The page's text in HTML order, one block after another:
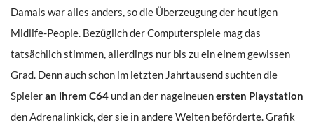
Damals war alles anders, so die Überzeugung der heutigen
Midlife-People. Bezüglich der Computerspiele mag das
tatsächlich stimmen, allerdings nur bis zu ein einem gewissen
Grad. Denn auch schon im letzten Jahrtausend suchten die
Spieleran ihrem C64 und an der nagelneuenersten Playstation
den Adrenalinkick, der sie in andere Welten beförderte. Grafik